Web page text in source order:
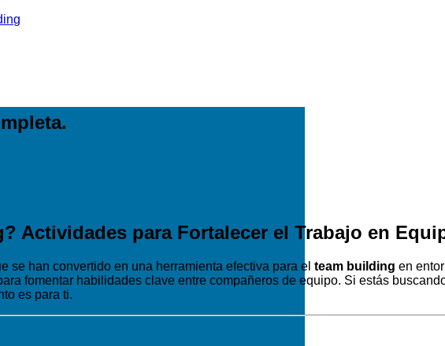
Actividades para Fortalecer el Trabajo en
se han convertido en una herramienta efectiva para el team building en
fomentar habilidades clave entre compañeros de equipo. Si estás
es para ti.